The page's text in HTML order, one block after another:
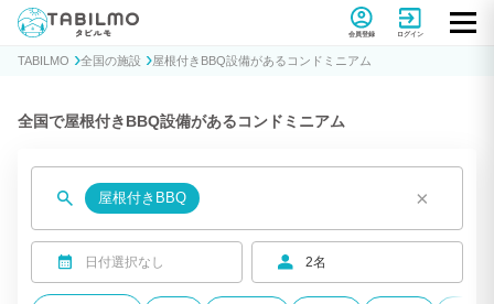
貸別荘コテージ・一棟貸し宿泊予約サイトTABILMO(タビルモ)
会員登録 ログイン
TABILMO 全国の施設 屋根付きBBQ設備があるコンドミニアム
全国で屋根付きBBQ設備があるコンドミニアム
屋根付きBBQ ×
日付選択なし 2名